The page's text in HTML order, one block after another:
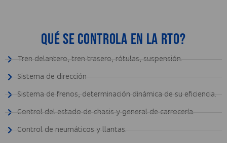
Qué se controla en la RTO?
Tren delantero, tren trasero, rótulas, suspensión.
Sistema de dirección
Sistema de frenos, determinación dinámica de su eficiencia.
Control del estado de chasis y general de carrocería.
Control de neumáticos y llantas.